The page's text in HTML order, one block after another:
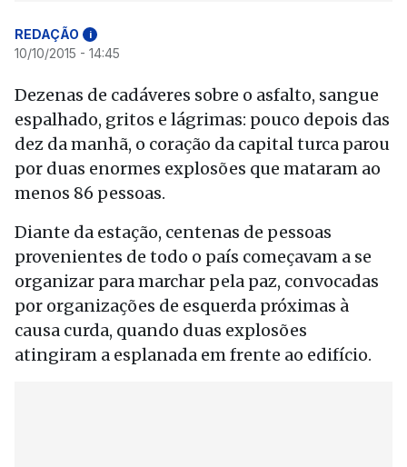
REDAÇÃO i
10/10/2015 - 14:45
Dezenas de cadáveres sobre o asfalto, sangue
espalhado, gritos e lágrimas: pouco depois das
dez da manhã, o coração da capital turca parou
por duas enormes explosões que mataram ao
menos 86 pessoas.
Diante da estação, centenas de pessoas
provenientes de todo o país começavam a se
organizar para marchar pela paz, convocadas
por organizações de esquerda próximas à
causa curda, quando duas explosões
atingiram a esplanada em frente ao edifício.